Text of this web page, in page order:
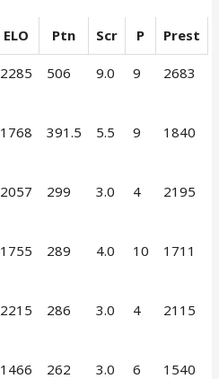
ELO Ptn Scr P Prest
2285 506 9.0 9 2683
1768 391.5 5.5 9 1840
2057 299 3.0 4 2195
1755 289 4.0 10 1711
2215 286 3.0 4 2115
1466 262 3.0 6 1540